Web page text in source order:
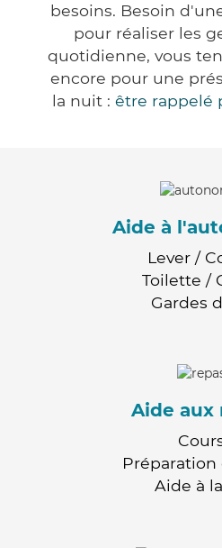
besoins. Besoin
pour réaliser les
quotidienne, vous
encore pour une
la nuit : être rappelé
Aide à
Lever /
Toilette /
Gardes
Aide aux
Préparation
Aide à